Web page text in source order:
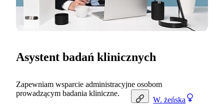
W. żeńska
Asystent badań klinicznych
Zapewniam wsparcie administracyjne osobom
prowadzącym badania kliniczne.